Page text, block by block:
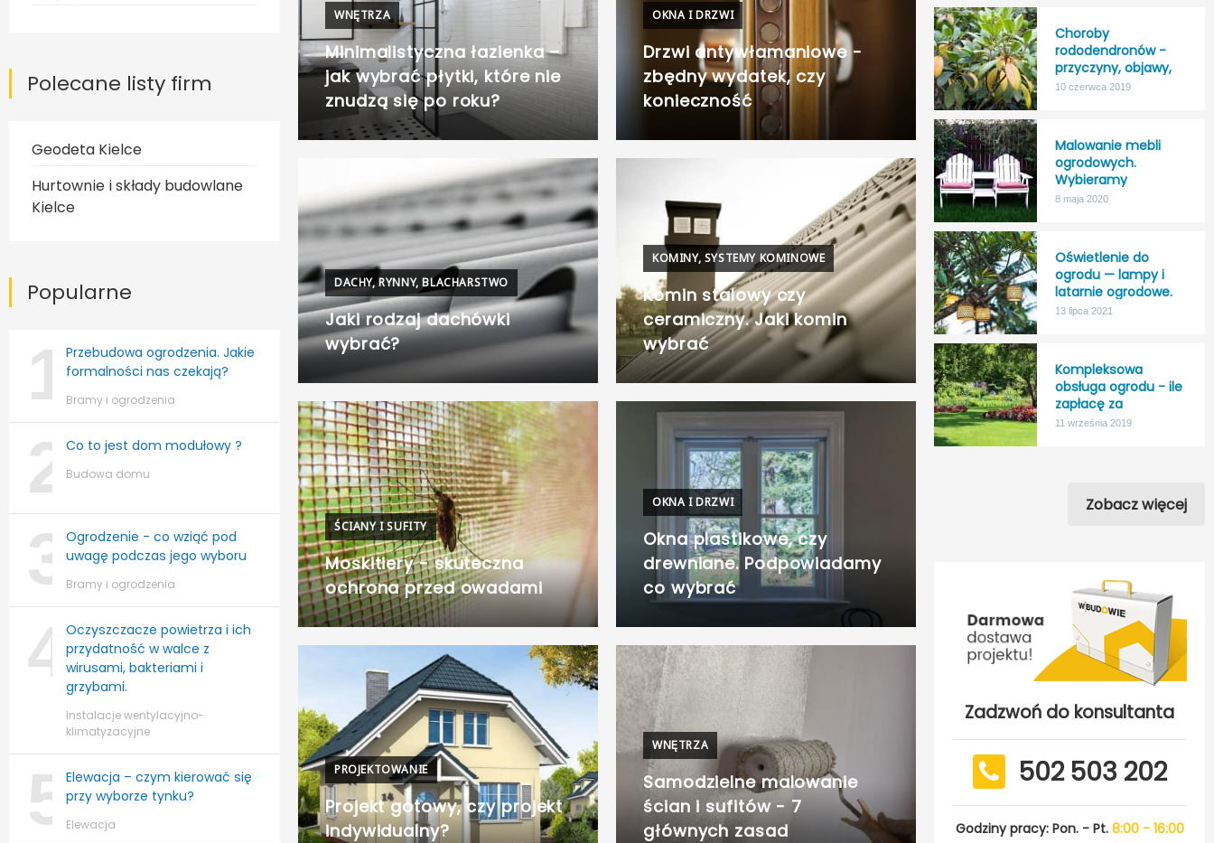
Polecane listy firm
Geodeta Kielce
Hurtownie i składy budowlane
Kielce
Popularne
1Przebudowa ogrodzenia. Jakie
formalności nas czekają?
Bramy i ogrodzenia
2Co to jest dom modułowy ?
Budowa domu
3Ogrodzenie - co wziąć pod
uwagę podczas jego wyboru
Bramy i ogrodzenia
4Oczyszczacze powietrza i ich
przydatność w walce z
wirusami, bakteriami i
grzybami.
Instalacje wentylacyjno-
klimatyzacyjne
5Elewacja – czym kierować się
przy wyborze tynku?
Elewacja
WNĘTRZA
Minimalistyczna łazienka –
jak wybrać płytki, które nie
znudzą się po roku?
OKNA I DRZWI
Drzwi antywłamaniowe -
zbędny wydatek, czy
konieczność
DACHY, RYNNY, BLACHARSTWO
Jaki rodzaj dachówki
wybrać?
KOMINY, SYSTEMY KOMINOWE
Komin stalowy czy
ceramiczny. Jaki komin
wybrać
ŚCIANY I SUFITY
Moskitiery - skuteczna
ochrona przed owadami
OKNA I DRZWI
Okna plastikowe, czy
drewniane. Podpowiadamy
co wybrać
PROJEKTOWANIE
Projekt gotowy, czy projekt
indywidualny?
WNĘTRZA
Samodzielne malowanie
ścian i sufitów - 7
głównych zasad
Choroby
rododendronów -
przyczyny, objawy,
leczenie
10 czerwca 2019
Malowanie mebli
ogrodowych.
Wybieramy
najlepszy impregnat
8 maja 2020
Oświetlenie do
ogrodu — lampy i
latarnie ogrodowe.
13 lipca 2021
Kompleksowa
obsługa ogrodu - ile
zapłacę za
“nicnierobienie”?
11 września 2019
Zobacz więcej
Zadzwoń do konsultanta
502 503 202
Godziny pracy: Pon. - Pt. 8:00 - 16:00